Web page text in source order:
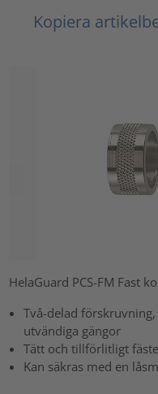
Kopiera
HelaGuard PCS-FM Fast
Två-delad
utvändiga gängor
Tätt och tillförlitligt
Kan säkras med en